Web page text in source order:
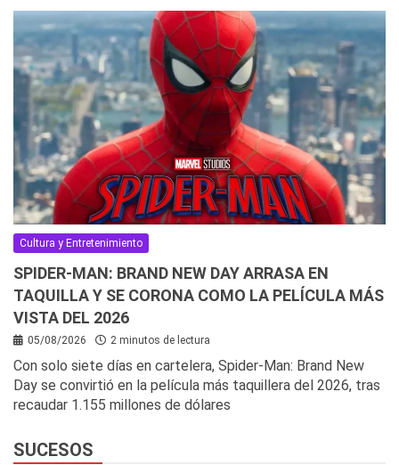
Cultura y Entretenimiento
SPIDER-MAN: BRAND NEW DAY ARRASA EN
TAQUILLA Y SE CORONA COMO LA PELÍCULA MÁS
VISTA DEL 2026
05/08/2026 2 minutos de lectura
Con solo siete días en cartelera, Spider-Man: Brand New
Day se convirtió en la película más taquillera del 2026, tras
recaudar 1.155 millones de dólares
SUCESOS